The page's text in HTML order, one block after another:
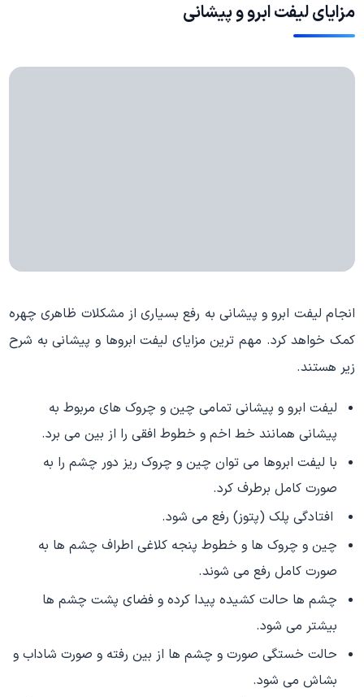
مزایای لیفت ابرو و پیشانی
انجام لیفت ابرو و پیشانی به رفع بسیاری از مشکلات ظاهری چهره
کمک خواهد کرد. مهم ترین مزایای لیفت ابروها و پیشانی به شرح
زیر هستند.
لیفت ابرو و پیشانی تمامی چین و چروک های مربوط به
پیشانی همانند خط اخم و خطوط افقی را از بین می برد.
با لیفت ابروها می توان چین و چروک ریز دور چشم را به
صورت کامل برطرف کرد.
افتادگی پلک (پتوز) رفع می شود.
چین و چروک ها و خطوط پنجه کلاغی اطراف چشم ها به
صورت کامل رفع می شوند.
چشم ها حالت کشیده پیدا کرده و فضای پشت چشم ها
بیشتر می شود.
حالت خستگی صورت و چشم ها از بین رفته و صورت شاداب و
بشاش می شود.